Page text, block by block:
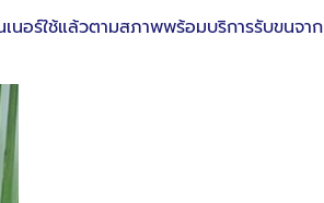
นอร์ใช้แล้วตามสภาพพร้อมบริการรับขนจาก